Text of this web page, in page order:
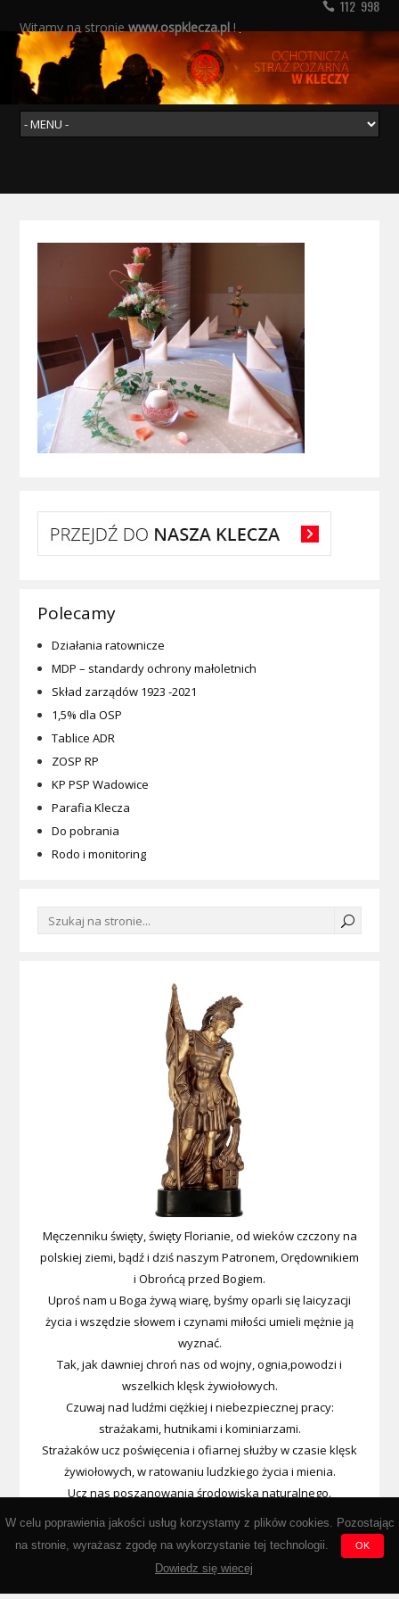
112 998
Witamy na stroniewww.ospklecza.pl!
Polecamy
Działania ratownicze
MDP – standardy ochrony małoletnich
Skład zarządów 1923 -2021
1,5% dla OSP
Tablice ADR
ZOSP RP
KP PSP Wadowice
Parafia Klecza
Do pobrania
Rodo i monitoring
Męczenniku święty, święty Florianie, od wieków czczony na
polskiej ziemi, bądź i dziś naszym Patronem, Orędownikiem
i Obrońcą przed Bogiem.
Uproś nam u Boga żywą wiarę, byśmy oparli się laicyzacji
życia i wszędzie słowem i czynami miłości umieli mężnie ją
wyznać.
Tak, jak dawniej chroń nas od wojny, ognia,powodzi i
wszelkich klęsk żywiołowych.
Czuwaj nad ludźmi ciężkiej i niebezpiecznej pracy:
strażakami, hutnikami i kominiarzami.
Strażaków ucz poświęcenia i ofiarnej służby w czasie klęsk
żywiołowych, w ratowaniu ludzkiego życia i mienia.
Ucz nas poszanowania środowiska naturalnego.
Wypraszaj nam u Boga łaski i cnotę męstwa, abyśmy kiedyś
zasłużyli na wieczną nagrodę w niebie. Amen.
W celu poprawienia jakości usług korzystamy z plików cookies. Pozostając
na stronie, wyrażasz zgodę na wykorzystanie tej technologii.
OK
Dowiedz się wiecej